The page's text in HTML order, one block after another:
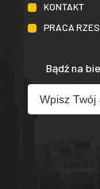
KONTAKT
PRACA
Bądź na